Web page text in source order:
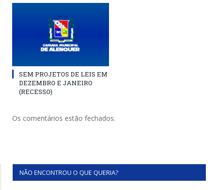
SEM PROJETOS DE LEIS EM
DEZEMBRO E JANEIRO
(RECESSO)
Os comentários estão fechados.
NÃO ENCONTROU O QUE QUERIA?